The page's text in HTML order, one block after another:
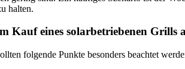
halten.
Kauf eines solarbetriebenen Grills
folgende Punkte besonders beachtet